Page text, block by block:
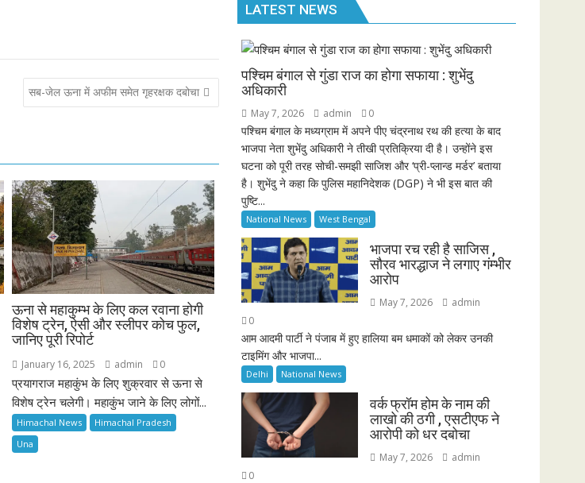
सब-जेल ऊना में अफीम समेत गृहरक्षक दबोचा
ऊना से महाकुम्भ के लिए कल रवाना होगी
विशेष ट्रेन, ऐसी और स्लीपर कोच फुल,
जानिए पूरी रिपोर्ट
January 16, 2025 admin 0
प्रयागराज महाकुंभ के लिए शुक्रवार से ऊना से
विशेष ट्रेन चलेगी। महाकुंभ जाने के लिए लोगों...
Himachal News
Himachal Pradesh
Una
LATEST NEWS
पश्चिम बंगाल से गुंडा राज का होगा सफाया : शुभेंदु
अधिकारी
May 7, 2026 admin 0
पश्चिम बंगाल के मध्यग्राम में अपने पीए चंद्रनाथ रथ की हत्या के बाद
भाजपा नेता शुभेंदु अधिकारी ने तीखी प्रतिक्रिया दी है। उन्होंने इस
घटना को पूरी तरह सोची-समझी साजिश और ‘प्री-प्लान्ड मर्डर’ बताया
है। शुभेंदु ने कहा कि पुलिस महानिदेशक (DGP) ने भी इस बात की
पुष्टि...
National News West Bengal
भाजपा रच रही है साजिस ,
सौरव भारद्धाज ने लगाए गंम्भीर
आरोप
May 7, 2026
admin
0
आम आदमी पार्टी ने पंजाब में हुए हालिया बम धमाकों को लेकर उनकी
टाइमिंग और भाजपा...
Delhi National News
वर्क फ्रॉम होम के नाम की
लाखो की ठगी , एसटीएफ ने
आरोपी को धर दबोचा
May 7, 2026
admin
0